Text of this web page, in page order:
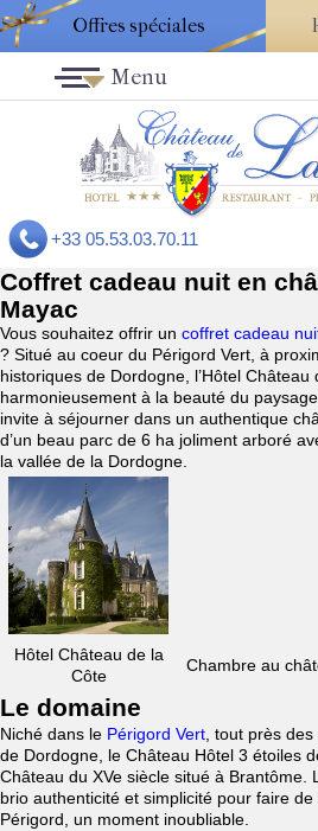
Offres spéciales
+33 05.53.03.70.11
Menu
Coffret cadeau nuit en
Mayac
Vous souhaitez offrir un coffret cadeau
? Situé au coeur du Périgord Vert, à
historiques de Dordogne, l’Hôtel Château
harmonieusement à la beauté du
invite à séjourner dans un authentique
d’un beau parc de 6 ha joliment arboré
la vallée de la Dordogne.
Hôtel Château de la
Côte
Chambre au
Le domaine
Niché dans le Périgord Vert , tout près
de Dordogne, le Château Hôtel 3 étoiles
Château du XVe siècle situé à Brantôme.
brio authenticité et simplicité pour faire
Périgord, un moment inoubliable.